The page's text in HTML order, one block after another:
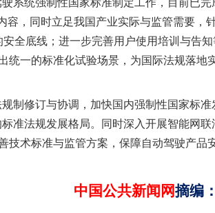
统强制性国家标准制定工作，目前已完
，同时立足我国产业实际与监管需要，
全底线；进一步完善用户使用培训与告知
统一的标准化试验场景，为国际法规落地
修订与协调，加快国内强制性国家标准
准法规发展格局。同时深入开展智能网联
技术标准与监管方案，保障自动驾驶产品
中国公共新闻网摘编 ：
解.. 行业协会接连发公